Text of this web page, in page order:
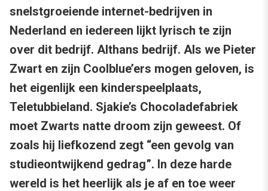
snelstgroeiende internet-bedrijven in
Nederland en iedereen lijkt lyrisch te zijn
over dit bedrijf. Althans bedrijf. Als we Pieter
Zwart en zijn Coolblue’ers mogen geloven, is
het eigenlijk een kinderspeelplaats,
Teletubbieland. Sjakie’s Chocoladefabriek
moet Zwarts natte droom zijn geweest. Of
zoals hij liefkozend zegt “een gevolg van
studieontwijkend gedrag”. In deze harde
wereld is het heerlijk als je af en toe weer